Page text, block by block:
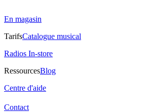
En magasin
TarifsCatalogue musical
Radios In-store
RessourcesBlog
Centre d'aide
Contact